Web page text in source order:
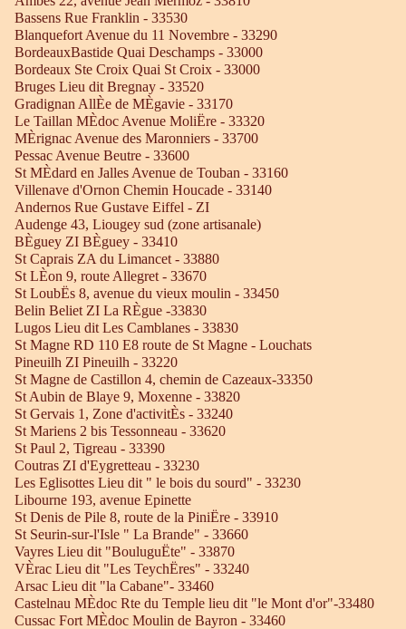
Bassens Rue Franklin - 33530
Blanquefort Avenue du 11 Novembre - 33290
BordeauxBastide Quai Deschamps - 33000
Bordeaux Ste Croix Quai St Croix - 33000
Bruges Lieu dit Bregnay - 33520
Gradignan AllÈe de MÈgavie - 33170
Le Taillan MÈdoc Avenue MoliËre - 33320
MÈrignac Avenue des Maronniers - 33700
Pessac Avenue Beutre - 33600
St MÈdard en Jalles Avenue de Touban - 33160
Villenave d'Ornon Chemin Houcade - 33140
Andernos Rue Gustave Eiffel - ZI
Audenge 43, Liougey sud (zone artisanale)
BÈguey ZI BÈguey - 33410
St Caprais ZA du Limancet - 33880
St LÈon 9, route Allegret - 33670
St LoubËs 8, avenue du vieux moulin - 33450
Belin Beliet ZI La RÈgue -33830
Lugos Lieu dit Les Camblanes - 33830
St Magne RD 110 E8 route de St Magne - Louchats
Pineuilh ZI Pineuilh - 33220
St Magne de Castillon 4, chemin de Cazeaux-33350
St Aubin de Blaye 9, Moxenne - 33820
St Gervais 1, Zone d'activitÈs - 33240
St Mariens 2 bis Tessonneau - 33620
St Paul 2, Tigreau - 33390
Coutras ZI d'Eygretteau - 33230
Les Eglisottes Lieu dit " le bois du sourd" - 33230
Libourne 193, avenue Epinette
St Denis de Pile 8, route de la PiniËre - 33910
St Seurin-sur-l'Isle " La Brande" - 33660
Vayres Lieu dit "BouluguËte" - 33870
VÈrac Lieu dit "Les TeychËres" - 33240
Arsac Lieu dit "la Cabane"- 33460
Castelnau MÈdoc Rte du Temple lieu dit "le Mont d'or"-33480
Cussac Fort MÈdoc Moulin de Bayron - 33460